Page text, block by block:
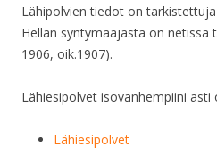
Lähipolvien tiedot on
Hellän syntymäajasta on netissä
1906, oik.1907).
Lähiesipolvet isovanhempiini asti
Lähiesipolvet